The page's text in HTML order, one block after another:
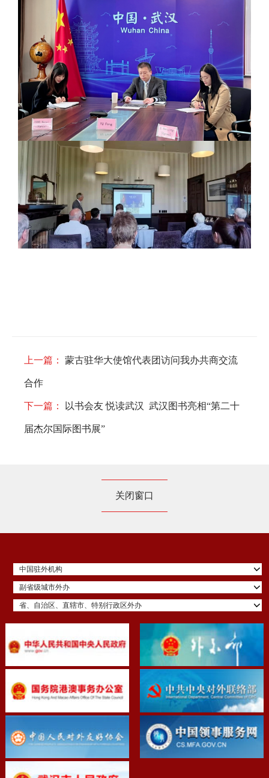
上一篇： 蒙古驻华大使馆代表团访问我办共商交流
合作
下一篇： 以书会友 悦读武汉 武汉图书亮相“第二十
届杰尔国际图书展”
关闭窗口
中国驻外机构
副省级城市外办
省、自治区、直辖市、特别行政区外办